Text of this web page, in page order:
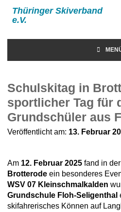
Thüringer Skiverband
e.V.
Schulskitag in
sportlicher Tag für
Grundschüler aus
Veröffentlicht am: 13. Februar
Am 12. Februar 2025 fand in der
Brotterode ein besonderes
WSV 07 Kleinschmalkalden
Grundschule Floh-Seligenthal
skifahrerisches Können auf